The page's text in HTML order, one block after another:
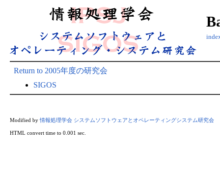
Return to 2005年度の研究会
SIGOS
Modified by情報処理学会 システムソフトウェアとオペレーティングシステム研究会
HTML convert time to 0.001 sec.